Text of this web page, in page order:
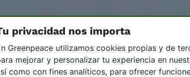
privacidad nos importa
Greenpeace utilizamos cookies propias y de
mejorar y personalizar tu experiencia en
como con fines analíticos, para ofrecer